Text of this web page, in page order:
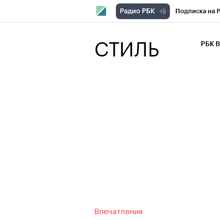
Подписка на
СТИЛЬ РБК
Впечатления